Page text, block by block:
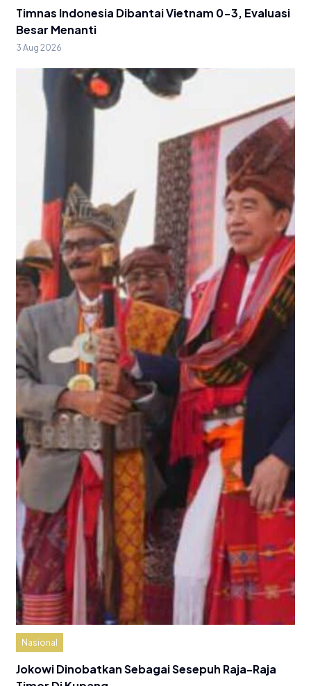
Timnas Indonesia Dibantai Vietnam 0-3, Evaluasi
Besar Menanti
3 Aug 2026
Nasional
Jokowi Dinobatkan Sebagai Sesepuh Raja-Raja